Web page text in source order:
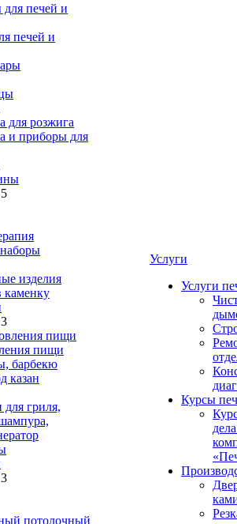
печей и
для розжига
и приборы для
изделия
пищи
барбекю
казан
для гриля,
потолочный
Услуги
Услуги
Курсы